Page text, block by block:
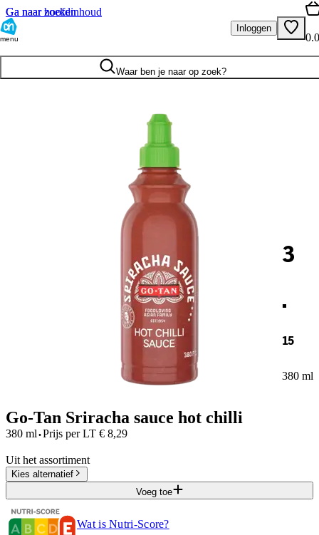
Ga naar hoofdinhoud
Ga naar zoeken
menu
Inloggen
Waar ben je naar op zoek?
3
.
15
380 ml
Go-Tan Sriracha sauce hot chilli
380 ml·Prijs per LT € 8,29
Uit het assortiment
Kies alternatief
Voeg toe
Wat is Nutri-Score?